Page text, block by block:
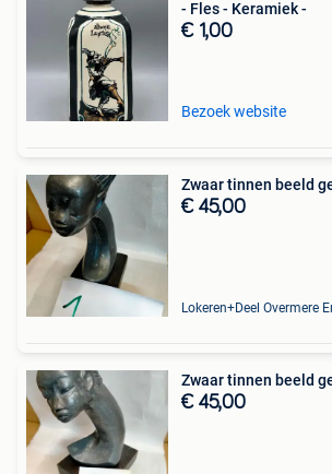
- Fles - Keramiek -
€ 1,00
Bezoek website
Zwaar tinnen beeld
€ 45,00
Zwaar tinnen beeld
€ 45,00